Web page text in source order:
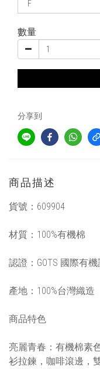
數量
分享到
商品描述
貨號： 609904
材質：100%有機棉
認證：GOTS 國際有
產地：100%台灣織造
商品特色
亮麗青春：有機棉素
衫拉鍊，咖啡滾邊，